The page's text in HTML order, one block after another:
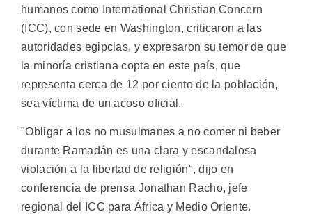
humanos como International Christian Concern
(ICC), con sede en Washington, criticaron a las
autoridades egipcias, y expresaron su temor de que
la minoría cristiana copta en este país, que
representa cerca de 12 por ciento de la población,
sea víctima de un acoso oficial.
"Obligar a los no musulmanes a no comer ni beber
durante Ramadán es una clara y escandalosa
violación a la libertad de religión", dijo en
conferencia de prensa Jonathan Racho, jefe
regional del ICC para África y Medio Oriente.